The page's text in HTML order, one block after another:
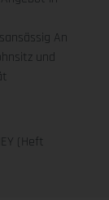
An
und
(Heft